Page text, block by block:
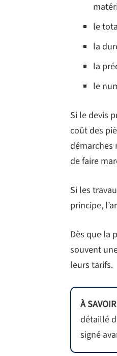
le
la
la
le
Si le devis
coût des
démarches
de faire
Si les
principe,
Dès que la
souvent
leurs tarifs.
À
détaillé
signé